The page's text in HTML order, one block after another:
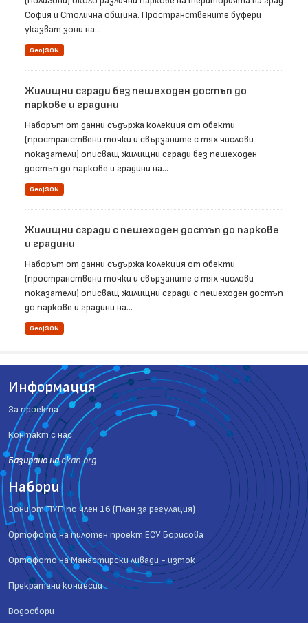
София и Столична община. Пространствените буфери
указват зони на...
GeoJSON
Жилищни сгради без пешеходен достъп до
паркове и градини
Наборът от данни съдържа колекция от обекти
(пространствени точки и свързаните с тях числови
показатели) описващ жилищни сгради без пешеходен
достъп до паркове и градини на...
GeoJSON
Жилищни сгради с пешеходен достъп до паркове
и градини
Наборът от данни съдържа колекция от обекти
(пространствени точки и свързаните с тях числови
показатели) описващ жилищни сгради с пешеходен достъп
до паркове и градини на...
GeoJSON
Информация
За проекта
Контакт с нас
Базиранo наckan.org
Набори
Зони от ПУП по член 16 (План за регулация)
Ортофото на пилотен проект ЕСУ Борисова
Ортофото на Манастирски ливади - изток
Прекратени концесии
Водосбори